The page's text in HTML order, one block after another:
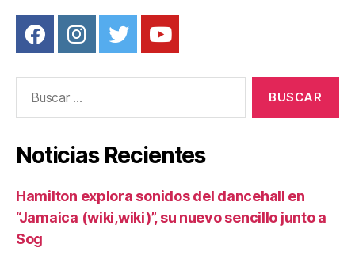
Noticias Recientes
Hamilton explora sonidos del dancehall en
“Jamaica (wiki,wiki)”, su nuevo sencillo junto a
Sog